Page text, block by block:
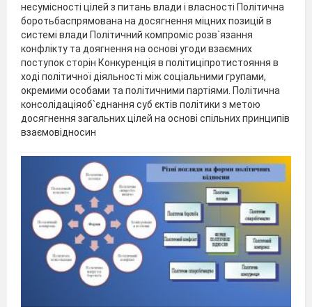
несумісності цілей з питань влади і власності Політична
боротьбаспрямована на досягнення міцних позицій в
системі влади Політичний компроміс розв`язання
конфлікту та доягнення на основі угоди взаємних
поступок сторін Конкуренція в політиціпротистояння в
ході політичної діяльності між соціальними групами,
окремими особами та політичними партіями. Політична
консолідаціяoб`єднання суб єктів політики з метою
досягнення загальних цілей на основі спільних принципів
взаємовідносин